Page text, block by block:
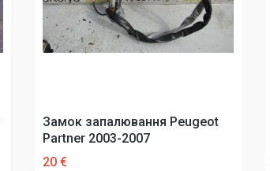
Замок запалювання Peugeot
Partner 2003-2007
20 €